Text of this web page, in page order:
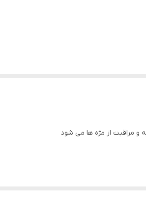
و ﻣﺮاﻗﺒﺖ از ﻣﮋه ﻫﺎ ﻣﻰ ﺷﻮد